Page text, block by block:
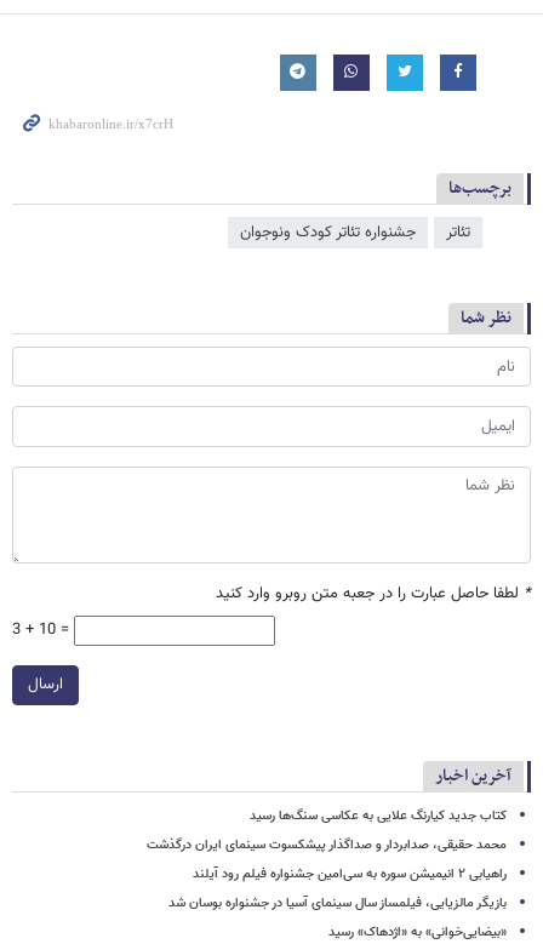
برچسب‌ها
تئاتر جشنواره تئاتر کودک ونوجوان
نظر شما
* لطفا حاصل عبارت را در جعبه متن روبرو وارد کنید
3 + 10 =
ارسال
آخرین اخبار
کتاب جدید کیارنگ علایی به عکاسی سنگ‌ها رسید
محمد حقیقی، صدابردار و صداگذار پیشکسوت سینمای ایران درگذشت
راهیابی ۲ انیمیشن سوره به سی‌امین جشنواره فیلم رود آیلند
بازیگر مالزیایی، فیلمساز سال سینمای آسیا در جشنواره بوسان شد
«بیضایی‌خوانی» به «اژدهاک» رسید